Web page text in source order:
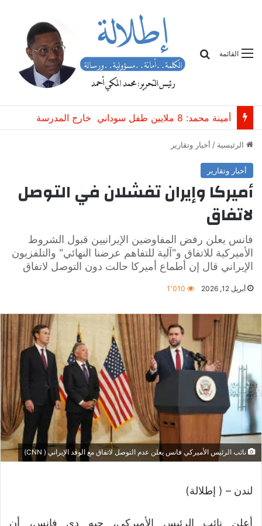
القائمة
أمينة محمد: 8 ملايين طفل سوداني خارج المدرسة
الرئيسية / أخبار وتقارير
أخبار وتقارير
أميركا وإيران تفشلان في التوصل
لاتفاق
فانس يعلن رفض المفاوضين الإيرانيين قبول الشروط
الأميركية للاتفاق و"آلية للتفاهم عرضنا النهائي" والتلفزيون
الإيراني قال إن أطماع أميركا حالت دون التوصل لاتفاق
أبريل 12, 2026 1٬010
نائب الرئيس الأميركي فانس يعلن عدم التوصل لاتفاق مع الوفد الإيراني ( CNN)
لندن – ( إطلالة)
أعلن نائب الرئيس الأميركي، جيه دي فانس، أن